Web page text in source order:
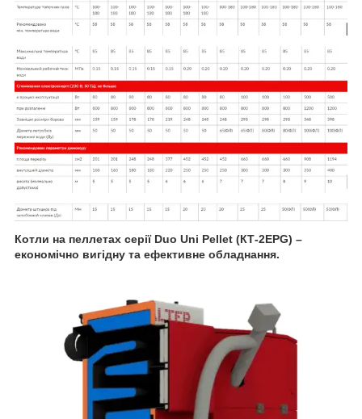
Котли на пеллетах серії Duo Uni Pellet (КТ-2ЕPG) –
економічно вигідну та ефективне обладнання.